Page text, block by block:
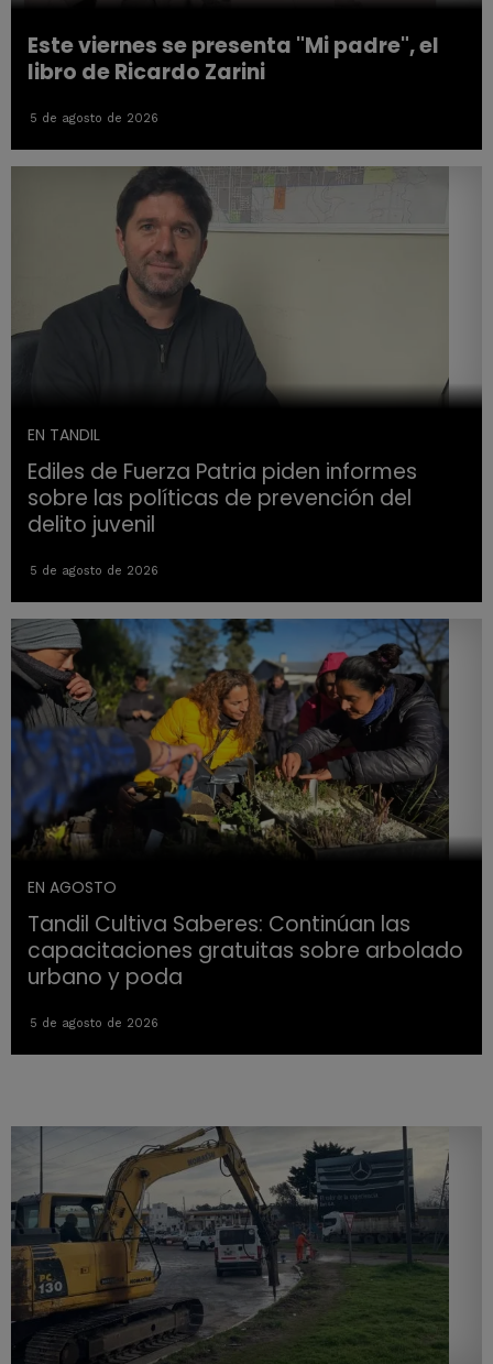
Este viernes se presenta "Mi padre", el
libro de Ricardo Zarini
5 de agosto de 2026
EN TANDIL
Ediles de Fuerza Patria piden informes
sobre las políticas de prevención del
delito juvenil
5 de agosto de 2026
EN AGOSTO
Tandil Cultiva Saberes: Continúan las
capacitaciones gratuitas sobre arbolado
urbano y poda
5 de agosto de 2026